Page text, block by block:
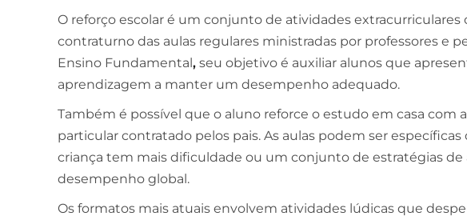
O reforço escolar é um conjunto de atividades extracurriculares
contraturno das aulas regulares ministradas por professores e
Ensino Fundamental, seu objetivo é auxiliar alunos que
aprendizagem a manter um desempenho adequado.
Também é possível que o aluno reforce o estudo em casa com
particular contratado pelos pais. As aulas podem ser específicas
criança tem mais dificuldade ou um conjunto de estratégias de
desempenho global.
Os formatos mais atuais envolvem atividades lúdicas que